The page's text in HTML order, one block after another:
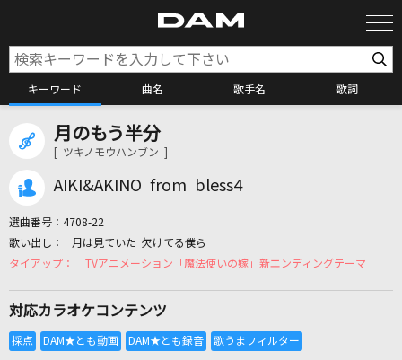
キーワード 曲名 歌手名 歌詞
カラオケ検索
カラオケリクエスト
月のもう半分
[ ツキノモウハンブン ]
AIKI&AKINO from bless4
選曲番号： 4708-22
月は見ていた 欠けてる僕ら
TVアニメーション「魔法使いの嫁」新エンディングテーマ
対応カラオケコンテンツ